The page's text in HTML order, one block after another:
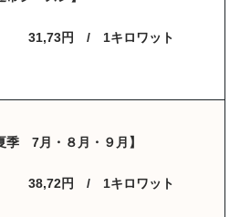
31,73円 / 1キロワット
季 7月・８月・９月】
38,72円 / 1キロワット